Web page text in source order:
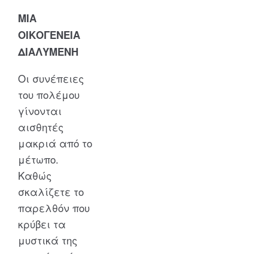
ΜΙΑ
ΟΙΚΟΓΕΝΕΙΑ
ΔΙΑΛΥΜΕΝΗ
Οι συνέπειες
του πολέμου
γίνονται
αισθητές
μακριά από το
μέτωπο.
Καθώς
σκαλίζετε το
παρελθόν που
κρύβει τα
μυστικά της